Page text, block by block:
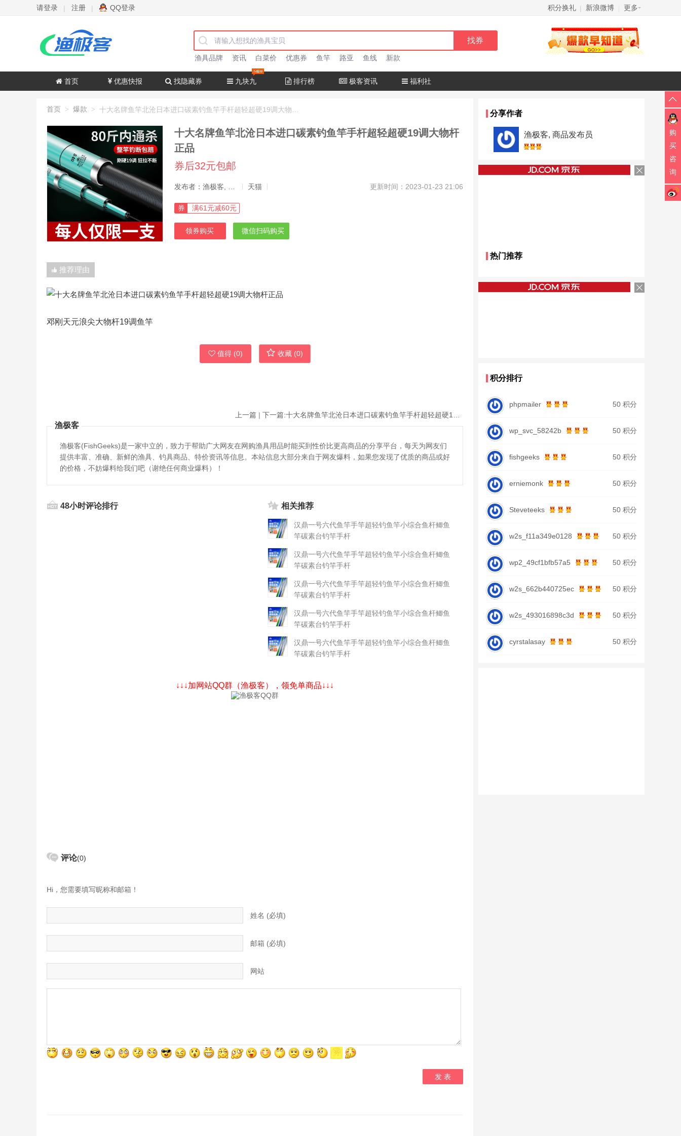
请登录 | 注册 | QQ登录 积分换礼 | 新浪微博 更多
渔具品牌 资讯 白菜价 优惠券 鱼竿 路亚 鱼线 新款
首页 优惠快报 找隐藏券 九块九 排行榜 极客资讯 福利社
首页 > 爆款 >
十大名牌鱼竿北沧日本进口碳素钓鱼竿手杆超轻超硬19调大物杆
正品
券后32元包邮
天猫 更新时间：2023-01-23 21:06
券 满61元减60元
领券购买 微信扫码购买
推荐理由
邓刚天元浪尖大物杆19调鱼竿
值得 (0) 收藏 (0)
上一篇 | 下一篇:
渔极客
渔极客(FishGeeks)是一家中立的，致力于帮助广大网友在网购渔具用品时能买到性价比更高商品的分享平台，每天为网友们
提供丰富、准确、新鲜的渔具、钓具商品、特价资讯等信息。本站信息大部分来自于网友爆料，如果您发现了优质的商品或好
的价格，不妨爆料给我们吧（谢绝任何商业爆料）！
48小时评论排行 相关推荐
汉鼎一号六代鱼竿手竿超轻钓鱼竿小综合鱼杆鲫鱼
竿碳素台钓竿手杆
汉鼎一号六代鱼竿手竿超轻钓鱼竿小综合鱼杆鲫鱼
竿碳素台钓竿手杆
汉鼎一号六代鱼竿手竿超轻钓鱼竿小综合鱼杆鲫鱼
竿碳素台钓竿手杆
汉鼎一号六代鱼竿手竿超轻钓鱼竿小综合鱼杆鲫鱼
竿碳素台钓竿手杆
汉鼎一号六代鱼竿手竿超轻钓鱼竿小综合鱼杆鲫鱼
竿碳素台钓竿手杆
↓↓↓加网站QQ群（渔极客），领免单商品↓↓↓
评论(0)
Hi，您需要填写昵称和邮箱！
姓名 (必填)
邮箱 (必填)
网站
分享作者
渔极客, 商品发布员
热门推荐
积分排行
phpmailer 50 积分
wp_svc_58242b 50 积分
fishgeeks 50 积分
erniemonk 50 积分
Steveteeks 50 积分
w2s_f11a349e0128 50 积分
wp2_49cf1bfb57a5 50 积分
w2s_662b440725ec 50 积分
w2s_493016898c3d 50 积分
cyrstalasay 50 积分
购
买
咨
询